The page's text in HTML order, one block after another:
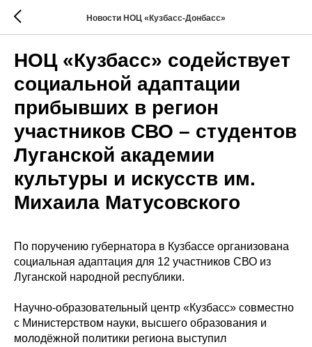
Новости НОЦ «Кузбасс-Донбасс»
НОЦ «Кузбасс» содействует
социальной адаптации
прибывших в регион
участников СВО – студентов
Луганской академии
культуры и искусств им.
Михаила Матусовского
По поручению губернатора в Кузбассе организована
социальная адаптация для 12 участников СВО из
Луганской народной республики.
Научно-образовательный центр «Кузбасс» совместно
с Министерством науки, высшего образования и
молодёжной политики региона выступил